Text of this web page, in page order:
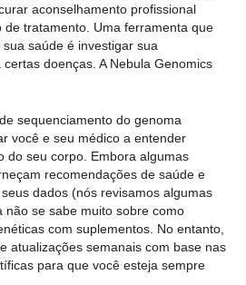
aconselhamento profissional
de tratamento. Uma ferramenta que
saúde é investigar sua
doenças. A Nebula Genomics
sequenciamento do genoma
você e seu médico a entender
do seu corpo. Embora algumas
recomendações de saúde e
dados (nós revisamos algumas
não se sabe muito sobre como
com suplementos. No entanto,
atualizações semanais com base nas
para que você esteja sempre